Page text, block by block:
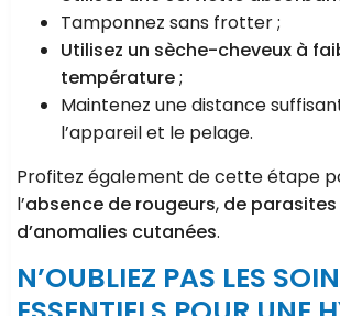
Tamponnez sans frotter ;
Utilisez un sèche-cheveux à
température;
Maintenez une distance
l’appareil et le pelage.
Profitez également de cette étape
l’absence de rougeurs, de parasites
d’anomalies cutanées.
N’OUBLIEZ PAS LES